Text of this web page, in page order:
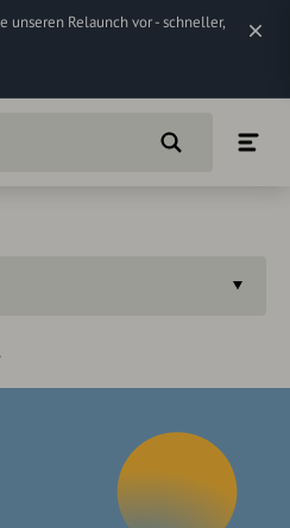
unseren Relaunch vor - schneller,